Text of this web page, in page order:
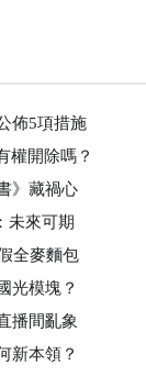
佈5項措施
權開除嗎？
》藏禍心
未來可期
全麥麵包
光模塊？
播間亂象
新本領？